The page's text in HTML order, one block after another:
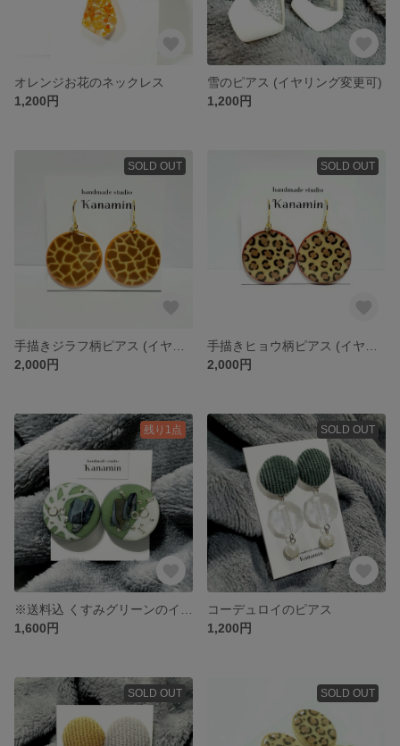
オレンジお花のネックレス
1,200円
雪のピアス (イヤリング変更可)
1,200円
SOLD OUT
2,000円
SOLD OUT
2,000円
残り1点
1,600円
SOLD OUT
コーデュロイのピアス
1,200円
SOLD OUT SOLD OUT